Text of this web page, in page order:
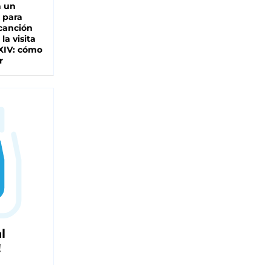
un
para
visita
cómo